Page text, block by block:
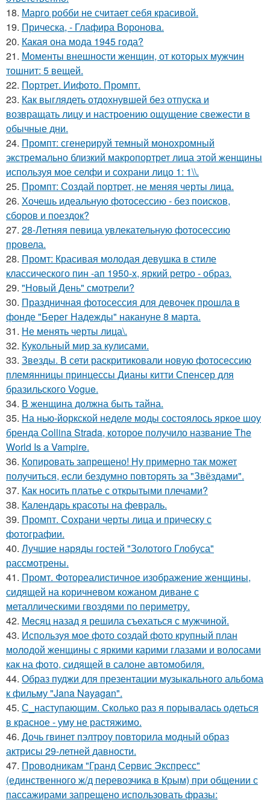
18. Марго робби не считает себя красивой.
19. Прическа, - Глафира Воронова.
20. Какая она мода 1945 года?
21. Моменты внешности женщин, от которых мужчин
тошнит: 5 вещей.
22. Портрет. Иифото. Промпт.
23. Как выглядеть отдохнувшей без отпуска и
возвращать лицу и настроению ощущение свежести в
обычные дни.
24. Промпт: сгенерируй темный монохромный
экстремально близкий макропортрет лица этой женщины
используя мое селфи и сохрани лицо 1: 1\\.
25. Промпт: Создай портрет, не меняя черты лица.
26. Хочешь идеальную фотосессию - без поисков,
сборов и поездок?
27. 28-Летняя певица увлекательную фотосессию
провела.
28. Промт: Красивая молодая девушка в стиле
классического пин -ап 1950-х, яркий ретро - образ.
29. "Новый День" смотрели?
30. Праздничная фотосессия для девочек прошла в
фонде "Берег Надежды" накануне 8 марта.
31. Не менять черты лица\.
32. Кукольный мир за кулисами.
33. Звезды. В сети раскритиковали новую фотосессию
племянницы принцессы Дианы китти Спенсер для
бразильского Vogue.
34. В женщина должна быть тайна.
35. На нью-йоркской неделе моды состоялось яркое шоу
бренда Collina Strada, которое получило название The
World Is a Vampire.
36. Копировать запрещено! Ну примерно так может
получиться, если бездумно повторять за "Звёздами".
37. Как носить платье с открытыми плечами?
38. Календарь красоты на февраль.
39. Промпт. Сохрани черты лица и прическу с
фотографии.
40. Лучшие наряды гостей "Золотого Глобуса"
рассмотрены.
41. Промт. Фотореалистичное изображение женщины,
сидящей на коричневом кожаном диване с
металлическими гвоздями по периметру.
42. Мeсяц назад я решила съeхаться с мужчиной.
43. Используя мое фото создай фото крупный план
молодой женщины с яркими карими глазами и волосами
как на фото, сидящей в салоне автомобиля.
44. Образ пуджи для презентации музыкального альбома
к фильму "Jana Nayagan".
45. С_наступающим. Сколько раз я порывалась одеться
в красное - уму не растяжимо.
46. Дочь гвинет пэлтроу повторила модный образ
актрисы 29-летней давности.
47. Проводникам "Гранд Сервис Экспресс"
(единственного ж/д перевозчика в Крым) при общении с
пассажирами запрещено использовать фразы: